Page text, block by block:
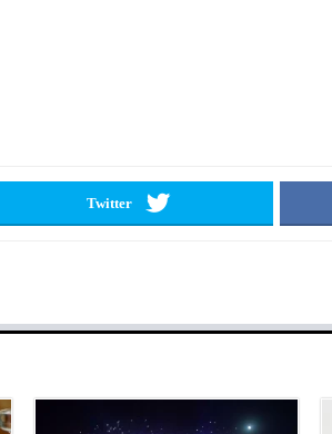
Twitter